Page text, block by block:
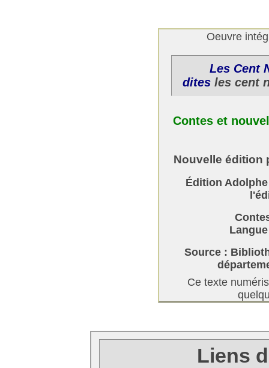
Oeuvre
Les Cent
dites les cent
Contes et
Nouvelle édition
Édition
Source :
Ce texte
Liens